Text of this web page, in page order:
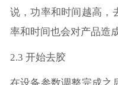
说，功率和时间越高，
率和时间也会对产品造
2.3 开始去胶